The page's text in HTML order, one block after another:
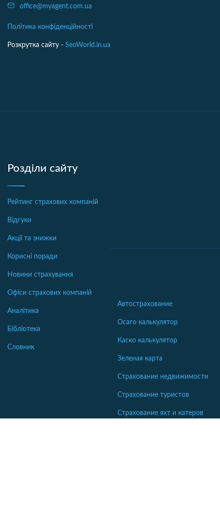
office@myagent.com.ua
Політика конфіденційності
Розкрутка сайту - SeoWorld.in.ua
Розділи сайту
Рейтинг страхових компаній
Відгуки
Акції та знижки
Корисні поради
Новини страхування
Офіси страхових компаній
Аналітика
Бібліотека
Словник
Автострахование
Осаго калькулятор
Каско калькулятор
Зеленая карта
Страхование недвижимости
Страхование туристов
Страхование яхт и катеров